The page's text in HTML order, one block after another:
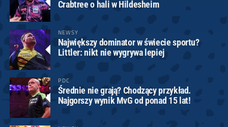
Crabtree o hali w Hildesheim
NEWSY
Największy dominator w świecie sportu?
Littler: nikt nie wygrywa lepiej
PDC
Średnie nie grają? Chodzący przykład.
Najgorszy wynik MvG od ponad 15 lat!